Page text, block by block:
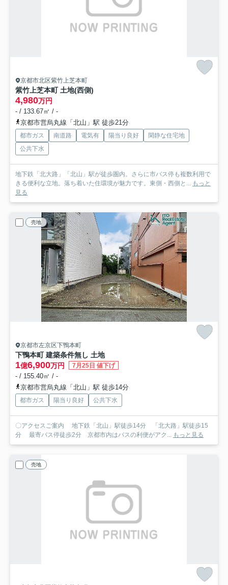
京都市北区紫竹上芝本町
紫竹上芝本町 土地(西側)
4,980万円
- / 133.67㎡ / -
京都市営烏丸線「北山」駅 徒歩21分
都市ガス 南道路 電気有 陽当り良好
閑静な住宅地
公共下水
地下鉄「北大路」「北山」駅が徒歩圏内。さらに市バス停も複数利用で
きる便利な立地。落ち着いた住環境が魅力です。東側・西側と... もっと
見る
売地
京都市左京区下鴨本町
下鴨本町 建築条件無し 土地
1億6,900万円 7月25日 値下げ
- / 155.40㎡ / -
京都市営烏丸線「北山」駅 徒歩14分
都市ガス 陽当り良好 公共下水
〇アクセスご案内 地下鉄「北山」駅徒歩14分 「北大路」駅徒歩15
分 最寄バス停徒歩2分 京都市内はバスの利便がアク... もっと見る
売地